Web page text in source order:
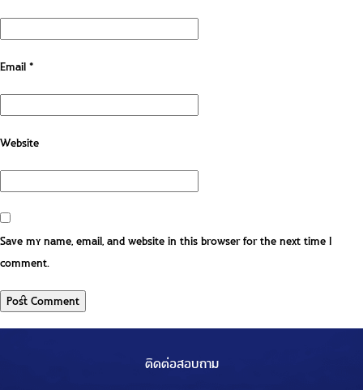
Email*
Website
Save my name, email, and website in this browser for the next time I
comment.
ติดต่อสอบถาม